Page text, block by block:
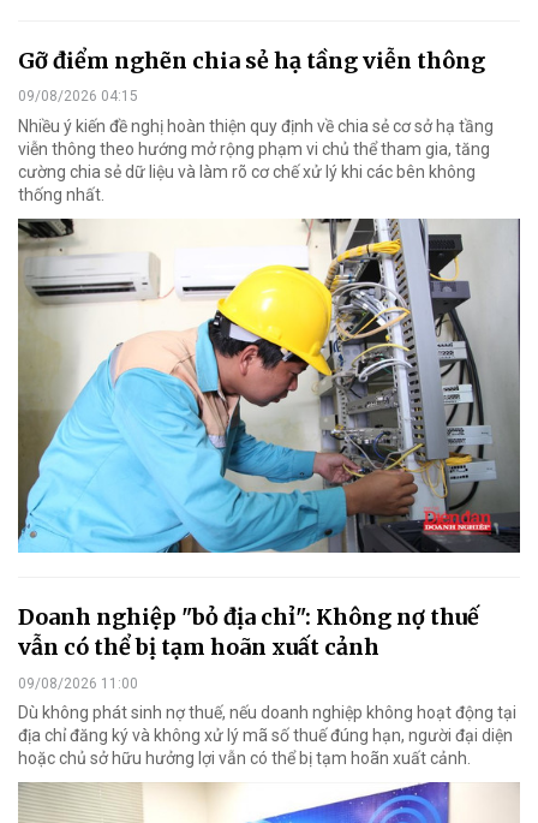
Gỡ điểm nghẽn chia sẻ hạ tầng viễn thông
09/08/2026 04:15
Nhiều ý kiến đề nghị hoàn thiện quy định về chia sẻ cơ sở hạ tầng
viễn thông theo hướng mở rộng phạm vi chủ thể tham gia, tăng
cường chia sẻ dữ liệu và làm rõ cơ chế xử lý khi các bên không
thống nhất.
Doanh nghiệp "bỏ địa chỉ": Không nợ thuế
vẫn có thể bị tạm hoãn xuất cảnh
09/08/2026 11:00
Dù không phát sinh nợ thuế, nếu doanh nghiệp không hoạt động tại
địa chỉ đăng ký và không xử lý mã số thuế đúng hạn, người đại diện
hoặc chủ sở hữu hưởng lợi vẫn có thể bị tạm hoãn xuất cảnh.